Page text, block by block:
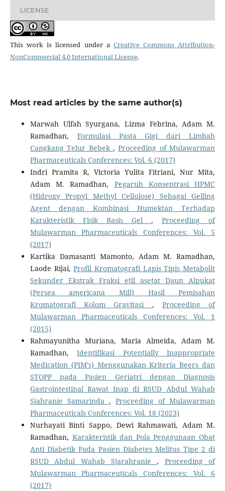
LICENSE
This work is licensed under a Creative Commons Attribution-
NonCommercial 4.0 International License.
Most read articles by the same author(s)
Marwah Ulfah Syurgana, Lizma Febrina, Adam M.
Ramadhan, Formulasi Pasta Gigi dari Limbah
Cangkang Telur Bebek ,Proceeding of Mulawarman
Pharmaceuticals Conferences: Vol. 6 (2017)
Indri Pramita R, Victoria Yulita Fitriani, Nur Mita,
Adam M. Ramadhan, Pegaruh Konsentrasi HPMC
(Hidroxy Propyl Methyl Cellulose) Sebagai Gelling
Agent dengan Kombinasi Humektan Terhadap
Karakteristik Fisik Basis Gel,Proceeding of
Mulawarman Pharmaceuticals Conferences: Vol. 5
(2017)
Kartika Damasanti Mamonto, Adam M. Ramadhan,
Laode Rijai,Profil Kromatografi Lapis Tipis Metabolit
Sekunder Ekstrak Fraksi etil asetat Daun Alpukat
(Persea americana Mill) Hasil Pemisahan
Kromatografi Kolom Gravitasi , Proceeding of
Mulawarman Pharmaceuticals Conferences: Vol. 1
(2015)
Rahmayunitha Muriana, Maria Almeida, Adam M.
Ramadhan,Identifikasi Potentially Inappropriate
Medication (PIM’s) Menggunakan Kriteria Beers dan
STOPP pada Pasien Geriatri dengan Diagnosis
Gastrointestinal Rawat Inap di RSUD Abdul Wahab
Sjahranie Samarinda ,Proceeding of Mulawarman
Pharmaceuticals Conferences: Vol. 18 (2023)
Nurhayati Binti Sappo, Dewi Rahmawati, Adam M.
Ramadhan, Karakteristik dan Pola Penggunaan Obat
Anti Diabetik Pada Pasien Diabetes Melitus Tipe 2 di
RSUD Abdul Wahab Sjarahranie, Proceeding of
Mulawarman Pharmaceuticals Conferences: Vol. 6
(2017)